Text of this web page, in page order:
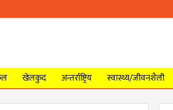
खेलकुद अन्तर्राष्ट्रिय स्वास्थ्य/जीवनशैली